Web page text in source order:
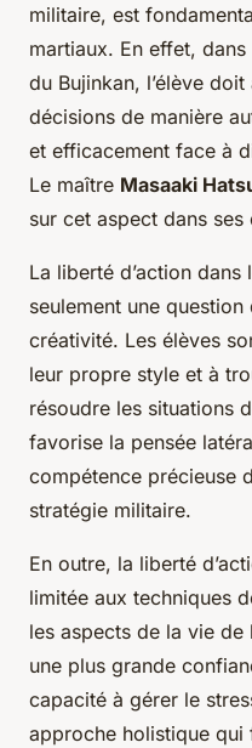
militaire, est
martiaux. En effet,
du Bujinkan, l’élève
décisions de manière
et efficacement face à
Le maître Masaaki
sur cet aspect dans ses
La liberté d’action dans
seulement une
créativité. Les élèves
leur propre style et à
résoudre les situations
favorise la pensée
compétence précieuse
stratégie militaire.
En outre, la liberté
limitée aux techniques
les aspects de la vie de
une plus grande
capacité à gérer le
approche holistique qui